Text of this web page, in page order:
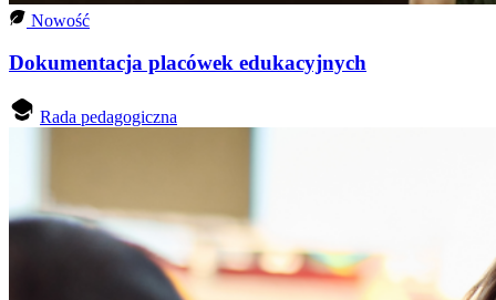
Nowość
Dokumentacja placówek edukacyjnych
Rada pedagogiczna